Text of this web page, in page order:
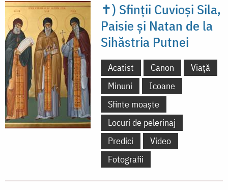
✝) Sfinții Cuvioși Sila,
Paisie și Natan de la
Sihăstria Putnei
Acatist Canon
Viață
Minuni
Icoane
Sfinte moaște
Locuri de pelerinaj
Predici
Video
Fotografii